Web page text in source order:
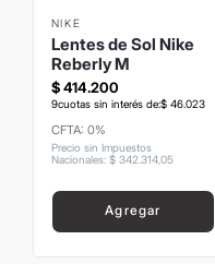
NIKE
Lentes de Sol Nike
Reberly M
$ 414.200
9cuotas sin interés de:$ 46.023
CFTA: 0%
Precio sin Impuestos
Nacionales: $ 342 314,05
Agregar